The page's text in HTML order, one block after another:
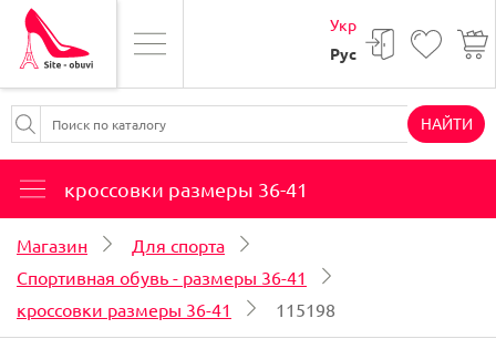
Укр
Рус
НАЙТИ
кроссовки размеры 36-41
Магазин
Для спорта
Спортивная обувь - размеры 36-41
кроссовки размеры 36-41
115198